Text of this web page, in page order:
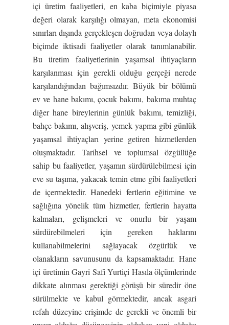
içi üretim faaliyetleri, en kaba biçimiyle piyasa
değeri olarak karşılığı olmayan, meta ekonomisi
sınırları dışında gerçekleşen doğrudan veya dolaylı
biçimde iktisadi faaliyetler olarak tanımlanabilir.
Bu üretim faaliyetlerinin yaşamsal ihtiyaçların
karşılanması için gerekli olduğu gerçeği nerede
karşılandığından bağımsızdır. Büyük bir bölümü
ev ve hane bakımı, çocuk bakımı, bakıma muhtaç
diğer hane bireylerinin günlük bakımı, temizliği,
bahçe bakımı, alışveriş, yemek yapma gibi günlük
yaşamsal ihtiyaçları yerine getiren hizmetlerden
oluşmaktadır. Tarihsel ve toplumsal özgüllüğe
sahip bu faaliyetler, yaşamın sürdürülebilmesi için
eve su taşıma, yakacak temin etme gibi faaliyetleri
de içermektedir. Hanedeki fertlerin eğitimine ve
sağlığına yönelik tüm hizmetler, fertlerin hayatta
kalmaları, gelişmeleri ve onurlu bir yaşam
sürdürebilmeleri için gereken haklarını
kullanabilmelerini sağlayacak özgürlük ve
olanakların savunusunu da kapsamaktadır. Hane
içi üretimin Gayri Safi Yurtiçi Hasıla ölçümlerinde
dikkate alınması gerektiği görüşü bir süredir öne
sürülmekte ve kabul görmektedir, ancak asgari
refah düzeyine erişimde de gerekli ve önemli bir